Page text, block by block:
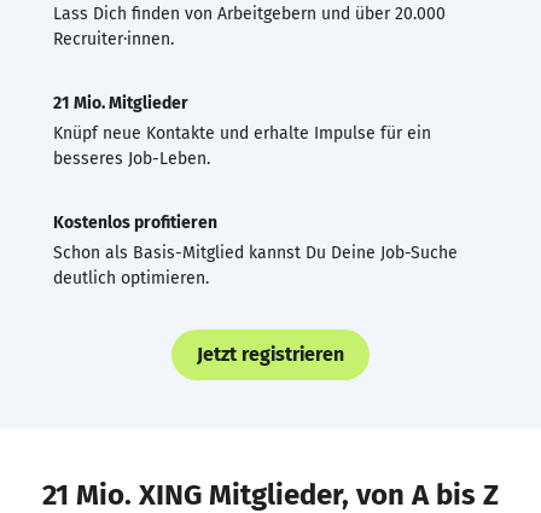
Lass Dich finden von Arbeitgebern und über 20.000
Recruiter·innen.
21 Mio. Mitglieder
Knüpf neue Kontakte und erhalte Impulse für ein
besseres Job-Leben.
Kostenlos profitieren
Schon als Basis-Mitglied kannst Du Deine Job-Suche
deutlich optimieren.
Jetzt registrieren
21 Mio. XING Mitglieder, von A bis Z